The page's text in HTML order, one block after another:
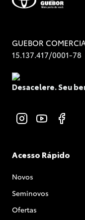
GUEBOR
15.137.417/0001-78
Desacelere. Seu
Acesso Rápido
Novos
Seminovos
Ofertas